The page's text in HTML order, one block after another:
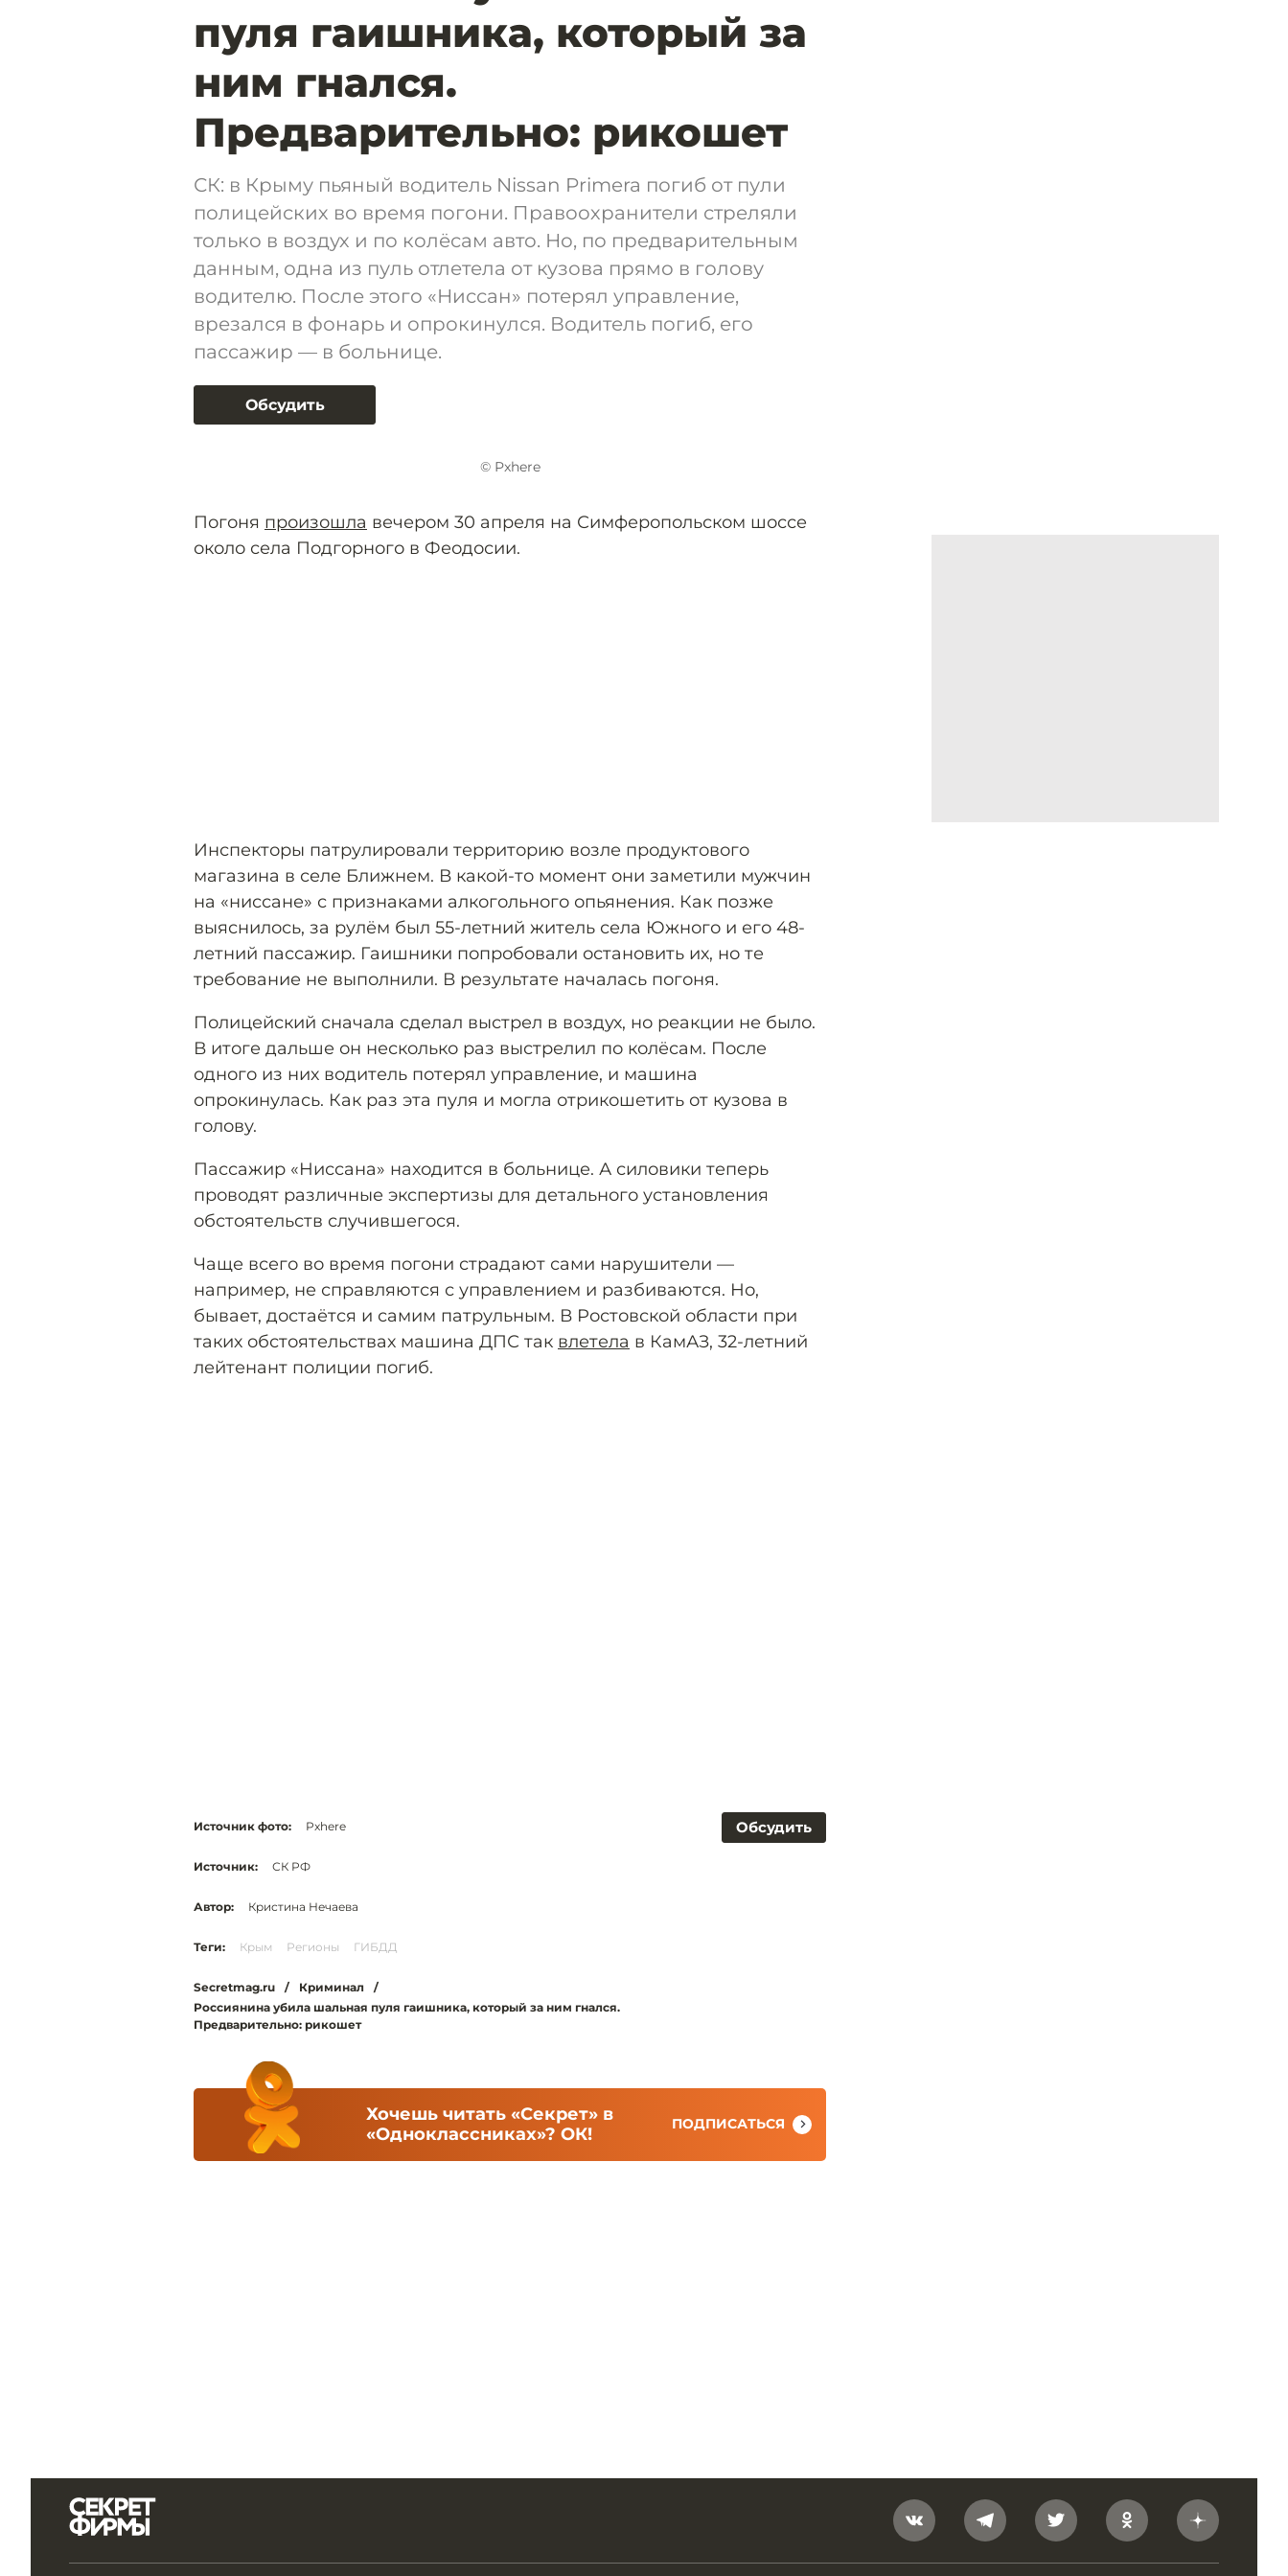
пуля гаишника, который за
ним гнался.
Предварительно: рикошет
СК: в Крыму пьяный водитель Nissan Primera погиб от пули
полицейских во время погони. Правоохранители стреляли
только в воздух и по колёсам авто. Но, по предварительным
данным, одна из пуль отлетела от кузова прямо в голову
водителю. После этого «Ниссан» потерял управление,
врезался в фонарь и опрокинулся. Водитель погиб, его
пассажир — в больнице.
Обсудить
© Рxhere
Погоня произошла вечером 30 апреля на Симферопольском шоссе
около села Подгорного в Феодосии.
Инспекторы патрулировали территорию возле продуктового
магазина в селе Ближнем. В какой-то момент они заметили мужчин
на «ниссане» с признаками алкогольного опьянения. Как позже
выяснилось, за рулём был 55-летний житель села Южного и его 48-
летний пассажир. Гаишники попробовали остановить их, но те
требование не выполнили. В результате началась погоня.
Полицейский сначала сделал выстрел в воздух, но реакции не было.
В итоге дальше он несколько раз выстрелил по колёсам. После
одного из них водитель потерял управление, и машина
опрокинулась. Как раз эта пуля и могла отрикошетить от кузова в
голову.
Пассажир «Ниссана» находится в больнице. А силовики теперь
проводят различные экспертизы для детального установления
обстоятельств случившегося.
Чаще всего во время погони страдают сами нарушители —
например, не справляются с управлением и разбиваются. Но,
бывает, достаётся и самим патрульным. В Ростовской области при
таких обстоятельствах машина ДПС так влетела в КамАЗ, 32-летний
лейтенант полиции погиб.
Обсудить
Источник фото: Рxhere
Источник: СК РФ
Автор: Кристина Нечаева
Теги: Крым Регионы ГИБДД
Secretmag.ru / Криминал
/
Россиянина убила шальная пуля гаишника, который за ним гнался.
Предварительно: рикошет
Хочешь читать «Секрет» в
«Одноклассниках»? ОК!
ПОДПИСАТЬСЯ